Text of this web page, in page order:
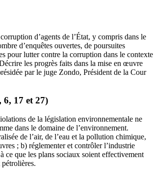
d’agents de l’État, y compris dans le
d’enquêtes ouvertes, de poursuites
pour lutter contre la corruption dans le contexte
les progrès faits dans la mise en œuvre
par le juge Zondo, Président de la Cour
17 et 27)
de la législation environnementale ne
dans le domaine de l’environnement.
de l’air, de l’eau et la pollution chimique,
; b) réglementer et contrôler l’industrie
ce que les plans sociaux soient effectivement